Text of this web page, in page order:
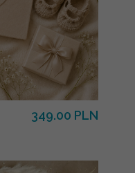
349.00 PLN